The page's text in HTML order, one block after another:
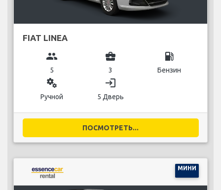
FIAT LINEA
group
5
business_center
3
local_gas_station
Бензин
miscellaneous_services
Ручной
login
5 Дверь
ПОСМОТРЕТЬ...
МИНИ